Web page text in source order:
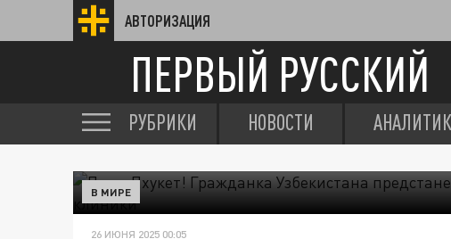
АВТОРИЗАЦИЯ
ПЕРВЫЙ РУССКИЙ
РУБРИКИ НОВОСТИ
В МИРЕ
26 ИЮНЯ 2025 00:05